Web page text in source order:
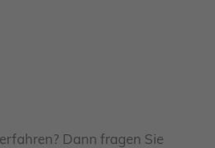
Dann fragen Sie